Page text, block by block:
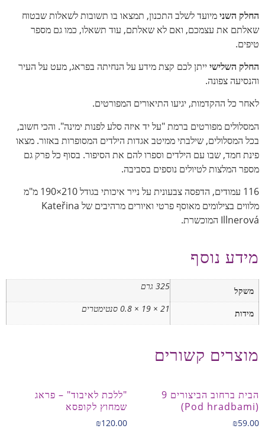
החלק השנימיועד לשלב התכנון, תמצאו בו תשובות לשאלות שבטוח
שאלתם את עצמכם, ואם לא שאלתם, עוד תשאלו, כמו גם מספר
טיפים.
החלק השלישיייתן לכם קצת מידע על הנחיתה בפראג, מעט על העיר
והנסיעה צפונה.
לאחר כל ההקדמות, יגיעו התיאורים המפורטים.
המסלולים מפורטים ברמת "על יד איזה סלע לפנות ימינה". והכי חשוב,
בכל המסלולים, שילבתי ממיטב אגדות הילדים המסופרות באזור. מצאו
פינת חמד, שבו עם הילדים וספרו להם את הסיפור. בסוף כל פרק גם
מספר המלצות לטיולים נוספים בסביבה.
116 עמודים, הדפסה צבעונית על נייר איכותי בגודל 210×190 מ"מ
מלווים בצילומים מאוסף פרטי ואיורים מרהיבים של Kateřina
Illnerová המוכשרת.
מידע נוסף
משקל 325 גרם
מידות 21 × 19 × 0.8 סנטימטרים
מוצרים קשורים
הבית ברחוב הביצורים 9
(Pod hradbami)
₪59.00
"ללכת לאיבוד" – פראג
שמחוץ לקופסא
₪120.00